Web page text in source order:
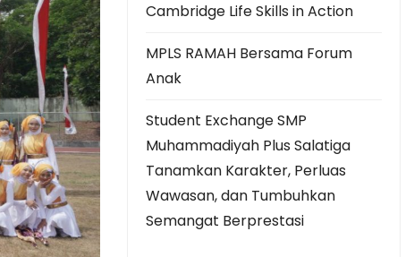
Cambridge Life Skills in Action
MPLS RAMAH Bersama Forum
Anak
Student Exchange SMP
Muhammadiyah Plus Salatiga
Tanamkan Karakter, Perluas
Wawasan, dan Tumbuhkan
Semangat Berprestasi